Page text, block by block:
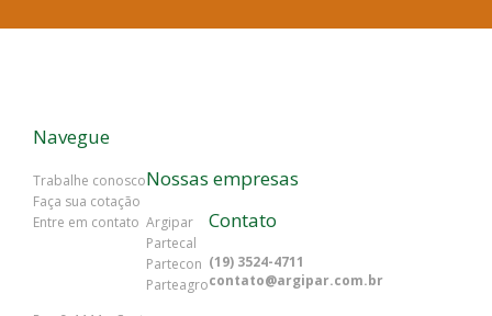
Navegue
Trabalhe conosco
Faça sua cotação
Entre em contato
Nossas empresas
Argipar
Partecal
Partecon
Parteagro
Contato
(19) 3524-4711
contato@argipar.com.br